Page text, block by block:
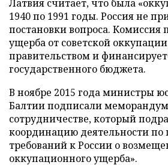
Латвия считает, что была
1940 по 1991 годы. Россия не
постановки вопроса. Комиссия
ущерба от советской
правительством и
государственного бюджета.
В ноябре 2015 года министры
Балтии подписали
сотрудничестве, который
координацию деятельности
требований к России о
оккупационного ущерба».